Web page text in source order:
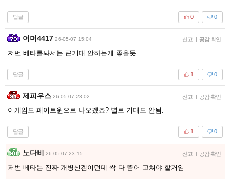
답글 0
0
어머4417 26-05-07 15:04 신고 | 공감 확인
저번 베타를봐서는 큰기대 안하는게 좋을듯
답글 0
1
제피우스 26-05-07 23:02 신고 | 공감 확인
이게임도 페이트윈으로 나오겠죠? 별로 기대도 안됨.
답글 0
1
노다비 26-05-07 23:15 신고 | 공감 확인
저번 베타는 진짜 개병신겜이던데 싹 다 뜯어 고쳐야 할거임